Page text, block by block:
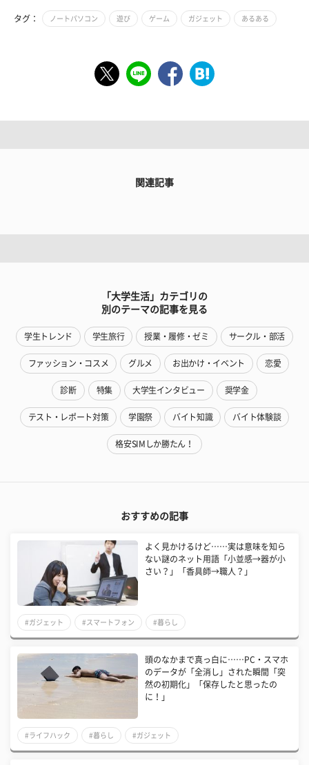
タグ： ノートパソコン 遊び ゲーム ガジェット あるある
関連記事
「大学生活」カテゴリの
別のテーマの記事を見る
学生トレンド 学生旅行 授業・履修・ゼミ サークル・部活
ファッション・コスメ グルメ お出かけ・イベント 恋愛
診断 特集 大学生インタビュー 奨学金
テスト・レポート対策 学園祭 バイト知識 バイト体験談
格安SIMしか勝たん！
おすすめの記事
よく見かけるけど……実は意味を知ら
ない謎のネット用語「小並感→器が小
さい？」「香具師→職人？」
#ガジェット #スマートフォン #暮らし
​頭のなかまで真っ白に……PC・スマホ
のデータが「全消し」された瞬間「突
然の初期化」「保存したと思ったの
に！」
#ライフハック #暮らし #ガジェット